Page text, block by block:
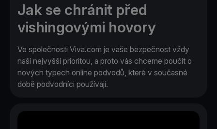
Jak se chránit před
vishingovými hovory
Ve společnosti Viva.com je vaše bezpečnost vždy
naší nejvyšší prioritou, a proto vás chceme poučit o
nových typech online podvodů, které v současné
době podvodníci používají.